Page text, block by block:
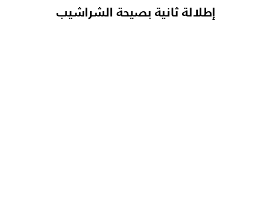
إطلالة ثانية بصيحة الشراشيب